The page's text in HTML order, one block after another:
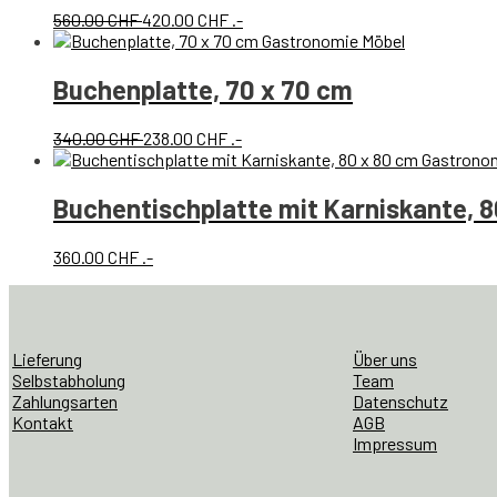
560.00CHFUrsprünglicher
Preis
560.00 CHF
420.00 CHF Aktueller
Preis
420.00 CHF.
.-
Buchenplatte, 70 x 70 cm
340.00CHFUrsprünglicher
Preis
340.00 CHF
238.00 CHF Aktueller
Preis
238.00 CHF.
.-
Buchentischplatte mit Karniskante,
360.00 CHF .-
Lieferung
Selbstabholung
Zahlungsarten
Kontakt
Über uns
Team
Datenschutz
AGB
Impressum